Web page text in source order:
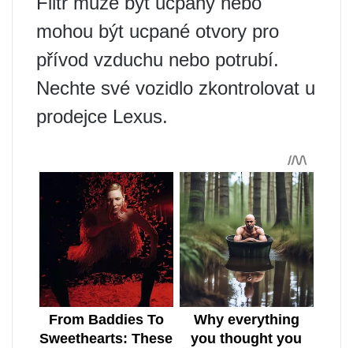
mohou být ucpané otvory pro
přívod vzduchu nebo potrubí.
Nechte své vozidlo zkontrolovat u
prodejce Lexus.